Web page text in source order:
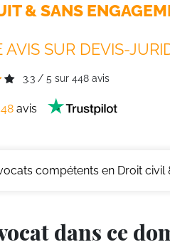
& SANS
AVIS SUR DEVIS-
3.3 / 5 sur 448 avis
avis
compétents en Droit civil
dans ce